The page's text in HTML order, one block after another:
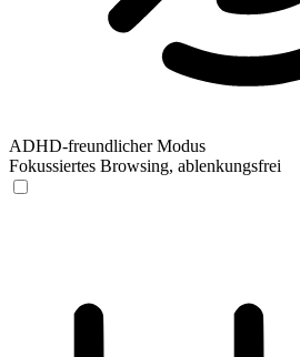
ADHD-freundlicher Modus
Fokussiertes Browsing, ablenkungsfrei